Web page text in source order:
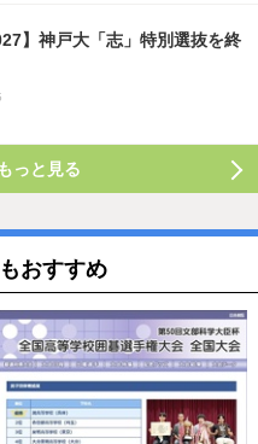
】神戸大「志」特別選抜を終
っと見る
おすすめ